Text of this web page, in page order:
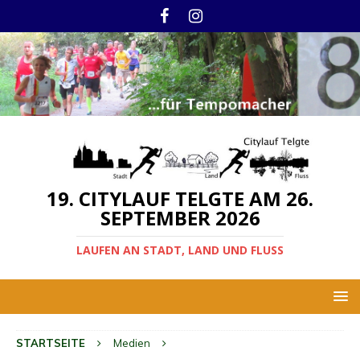
19. CITYLAUF TELGTE AM 26.
SEPTEMBER 2026
LAUFEN AN STADT, LAND UND FLUSS
STARTSEITE
Medien